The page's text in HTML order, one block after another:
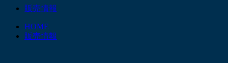
販売情報
HOME
販売情報